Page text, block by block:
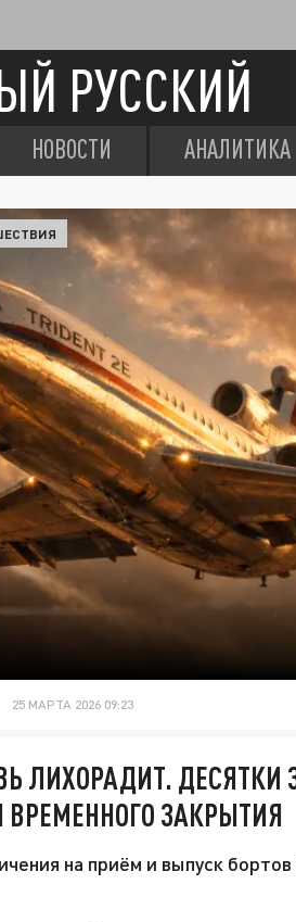
РУССКИЙ
НОВОСТИ АНАЛИТИКА
25 МАРТА 2026 09:23
ЛИХОРАДИТ. ДЕСЯТКИ
ВРЕМЕННОГО ЗАКРЫТИЯ
на приём и выпуск